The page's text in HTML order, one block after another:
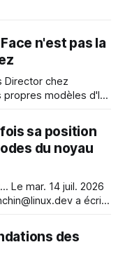
n'est pas la
Director chez
isolé (sandbox)
sur Hugging
sa position
du noyau
a écrit :
de ne pas utiliser
des